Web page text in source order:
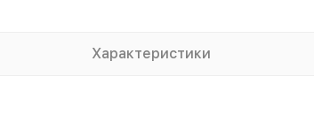
Характеристики